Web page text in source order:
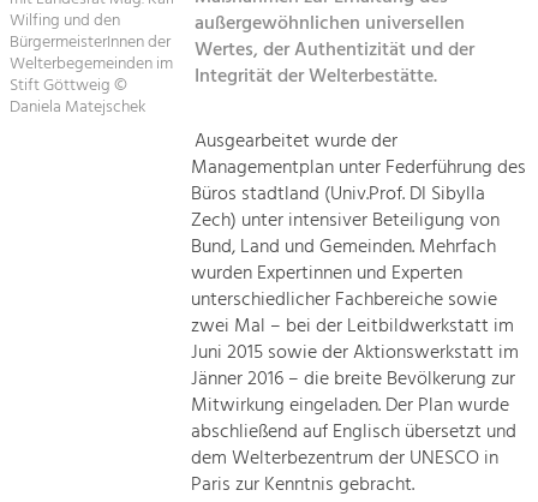
Impressum
Kontakt
Kunst & Kultur
Handwerk, Wissenschaft und Forschung.
Soziales, Bildung &
Gleichberechtigung, Jugend und
Mobilität & Energie
Klimawandel, öffentlicher Verkehr und
Steigerung regionaler Wertschöpfung
Wilfing und den
BürgermeisterInnen der
Welterbegemeinden im
Stift Göttweig ©
Daniela Matejschek
außergewöhnlichen universellen
Wertes, der Authentizität und der
Integrität der Welterbestätte.
Ausgearbeitet wurde der
Managementplan unter Federführung des
Büros stadtland (Univ.Prof. DI Sibylla
Zech) unter intensiver Beteiligung von
Bund, Land und Gemeinden. Mehrfach
wurden Expertinnen und Experten
unterschiedlicher Fachbereiche sowie
zwei Mal – bei der Leitbildwerkstatt im
Juni 2015 sowie der Aktionswerkstatt im
Jänner 2016 – die breite Bevölkerung zur
Mitwirkung eingeladen. Der Plan wurde
abschließend auf Englisch übersetzt und
dem Welterbezentrum der UNESCO in
Paris zur Kenntnis gebracht.